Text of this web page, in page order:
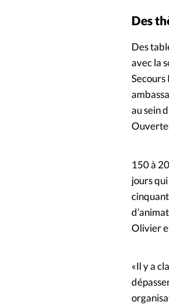
Des
Des
avec la
Secours
au sein
150 à
jours
Olivier
«Il y a